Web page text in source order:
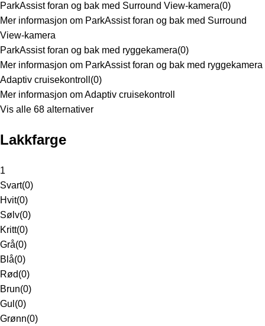
ParkAssist foran og bak med Surround View-kamera(0)
Mer informasjon om ParkAssist foran og bak med Surround
View-kamera
ParkAssist foran og bak med ryggekamera(0)
Mer informasjon om ParkAssist foran og bak med ryggekamera
Adaptiv cruisekontroll (0)
Mer informasjon om Adaptiv cruisekontroll
Vis alle 68 alternativer
Lakkfarge
1
Svart(0)
Hvit(0)
Sølv(0)
Kritt(0)
Grå(0)
Blå(0)
Rød(0)
Brun(0)
Gul (0)
Grønn(0)